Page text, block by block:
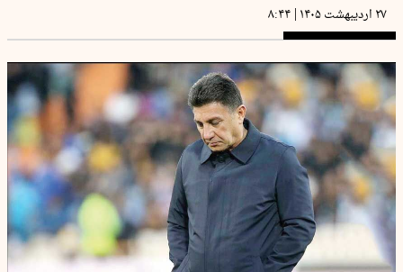
۲۷ اردیبهشت ۱۴۰۵ | ۸:۴۴